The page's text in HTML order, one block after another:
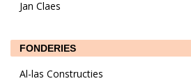
Jan Claes
FONDERIES
Al-las Constructies